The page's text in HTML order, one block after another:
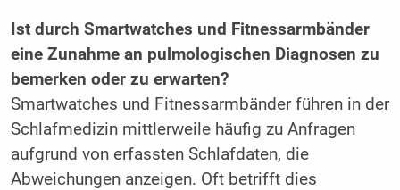
Ist durch Smartwatches und Fitnessarmbänder
eine Zunahme an pulmologischen Diagnosen zu
bemerken oder zu erwarten?
Smartwatches und Fitnessarmbänder führen in der
Schlafmedizin mittlerweile häufig zu Anfragen
aufgrund von erfassten Schlafdaten, die
Abweichungen anzeigen. Oft betrifft dies